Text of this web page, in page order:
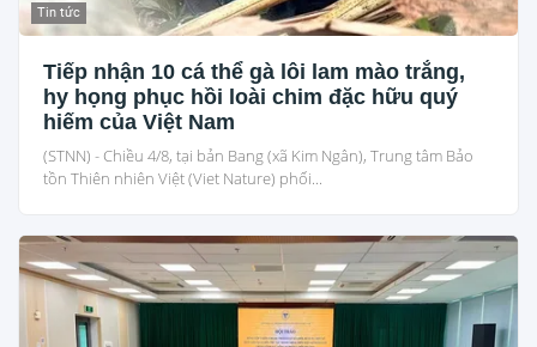
Tin tức
Tiếp nhận 10 cá thể gà lôi lam mào trắng,
hy họng phục hồi loài chim đặc hữu quý
hiếm của Việt Nam
(STNN) - Chiều 4/8, tại bản Bang (xã Kim Ngân), Trung tâm Bảo
tồn Thiên nhiên Việt (Viet Nature) phối...